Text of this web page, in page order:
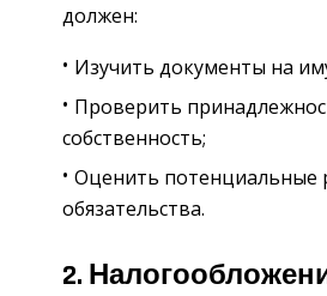
должен:
Изучить документы на
Проверить
собственность;
Оценить потенциальные
обязательства.
2.